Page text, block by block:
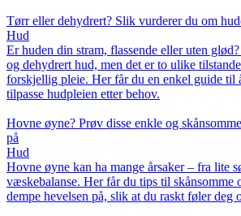
Tørr eller dehydrert? Slik vurderer du om
Hud
Er huden din stram, flassende eller uten
og dehydrert hud, men det er to ulike
forskjellig pleie. Her får du en enkel guide til
tilpasse hudpleien etter behov.
Hovne øyne? Prøv disse enkle og
på
Hud
Hovne øyne kan ha mange årsaker – fra lite
væskebalanse. Her får du tips til skånsomme
dempe hevelsen på, slik at du raskt føler deg